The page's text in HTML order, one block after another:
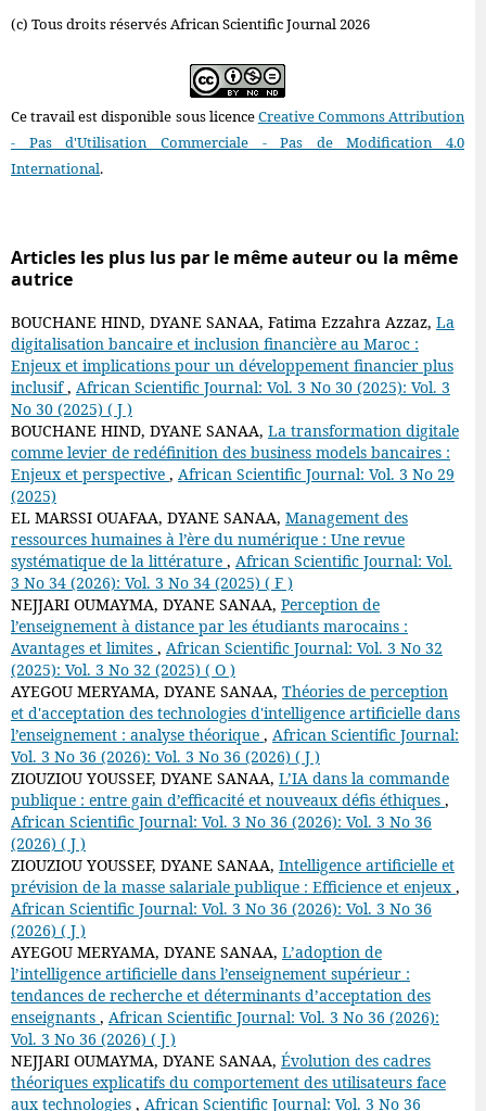
(c) Tous droits réservés African Scientific Journal 2026
Ce travail est disponible sous licenceCreative Commons Attribution
- Pas d'Utilisation Commerciale - Pas de Modification 4.0
International.
Articles les plus lus par le même auteur ou la même
autrice
BOUCHANE HIND, DYANE SANAA, Fatima Ezzahra Azzaz, La
digitalisation bancaire et inclusion financière au Maroc :
Enjeux et implications pour un développement financier plus
inclusif, African Scientific Journal: Vol. 3 No 30 (2025): Vol. 3
No 30 (2025) ( J )
BOUCHANE HIND, DYANE SANAA, La transformation digitale
comme levier de redéfinition des business models bancaires :
Enjeux et perspective , African Scientific Journal: Vol. 3 No 29
(2025)
EL MARSSI OUAFAA, DYANE SANAA, Management des
ressources humaines à l’ère du numérique : Une revue
systématique de la littérature , African Scientific Journal: Vol.
3 No 34 (2026): Vol. 3 No 34 (2025) ( F )
NEJJARI OUMAYMA, DYANE SANAA, Perception de
l’enseignement à distance par les étudiants marocains :
Avantages et limites , African Scientific Journal: Vol. 3 No 32
(2025): Vol. 3 No 32 (2025) ( O )
AYEGOU MERYAMA, DYANE SANAA, Théories de perception
et d'acceptation des technologies d'intelligence artificielle dans
l’enseignement : analyse théorique , African Scientific Journal:
Vol. 3 No 36 (2026): Vol. 3 No 36 (2026) ( J )
ZIOUZIOU YOUSSEF, DYANE SANAA, L’IA dans la commande
publique : entre gain d’efficacité et nouveaux défis éthiques ,
African Scientific Journal: Vol. 3 No 36 (2026): Vol. 3 No 36
(2026) ( J )
ZIOUZIOU YOUSSEF, DYANE SANAA, Intelligence artificielle et
prévision de la masse salariale publique : Efficience et enjeux ,
African Scientific Journal: Vol. 3 No 36 (2026): Vol. 3 No 36
(2026) ( J )
AYEGOU MERYAMA, DYANE SANAA, L’adoption de
l’intelligence artificielle dans l’enseignement supérieur :
tendances de recherche et déterminants d’acceptation des
enseignants , African Scientific Journal: Vol. 3 No 36 (2026):
Vol. 3 No 36 (2026) ( J )
NEJJARI OUMAYMA, DYANE SANAA, Évolution des cadres
théoriques explicatifs du comportement des utilisateurs face
aux technologies , African Scientific Journal: Vol. 3 No 36